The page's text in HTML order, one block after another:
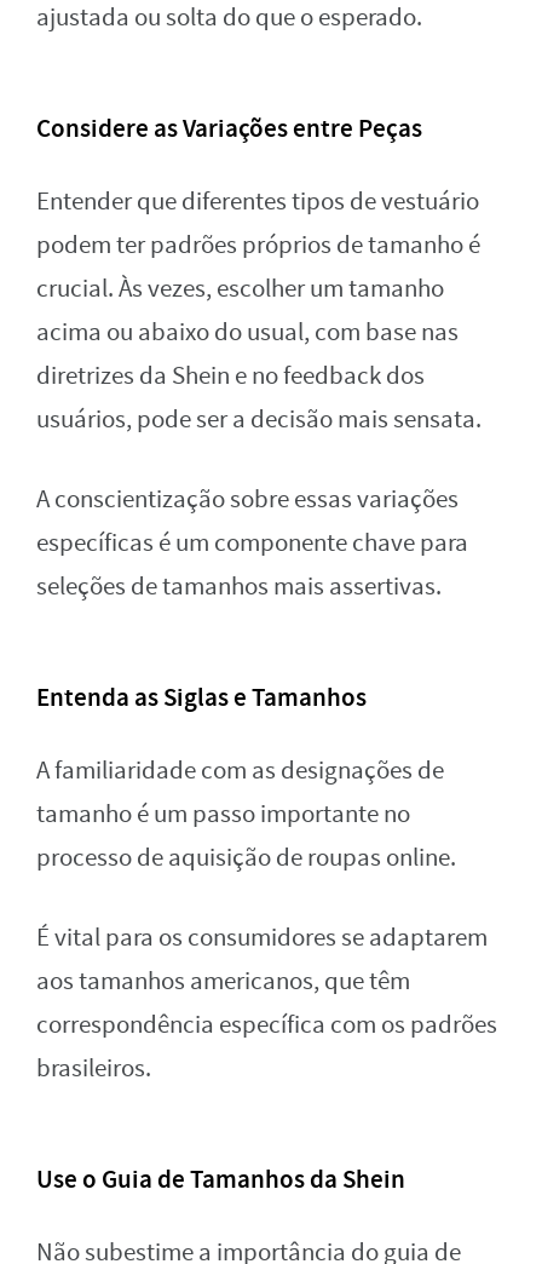
ajustada ou solta do que o esperado.
Considere as Variações entre Peças
Entender que diferentes tipos de vestuário
podem ter padrões próprios de tamanho é
crucial. Às vezes, escolher um tamanho
acima ou abaixo do usual, com base nas
diretrizes da Shein e no feedback dos
usuários, pode ser a decisão mais sensata.
A conscientização sobre essas variações
específicas é um componente chave para
seleções de tamanhos mais assertivas.
Entenda as Siglas e Tamanhos
A familiaridade com as designações de
tamanho é um passo importante no
processo de aquisição de roupas online.
É vital para os consumidores se adaptarem
aos tamanhos americanos, que têm
correspondência específica com os padrões
brasileiros.
Use o Guia de Tamanhos da Shein
Não subestime a importância do guia de